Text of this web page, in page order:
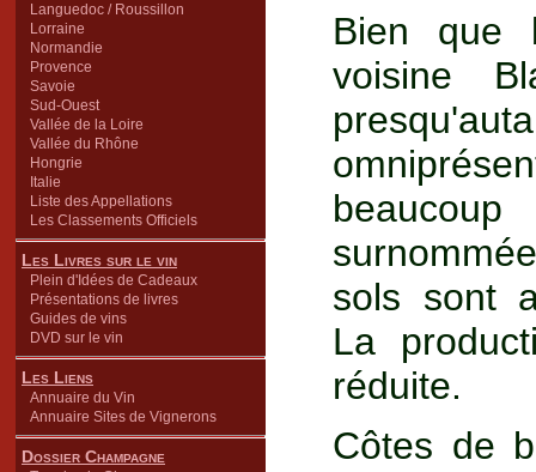
Languedoc / Roussillon
Lorraine
Normandie
Provence
Savoie
Sud-Ouest
Vallée de la Loire
Vallée du Rhône
Hongrie
Italie
Liste des Appellations
Les Classements Officiels
Les Livres sur le vin
Plein d'Idées de Cadeaux
Présentations de livres
Guides de vins
DVD sur le vin
Les Liens
Annuaire du Vin
Annuaire Sites de Vignerons
Dossier Champagne
Bien que
voisine
sols sont
La
réduite.
Côtes de